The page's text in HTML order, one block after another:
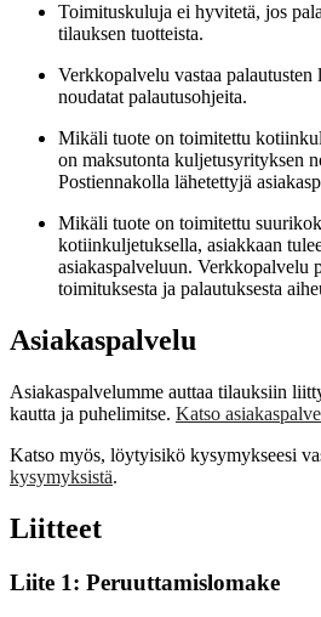
Toimituskuluja ei hyvitetä, jos
tilauksen tuotteista.
Verkkopalvelu vastaa palautusten
noudatat palautusohjeita.
Mikäli tuote on toimitettu
on maksutonta kuljetusyrityksen
Postiennakolla lähetettyjä
Mikäli tuote on toimitettu
kotiinkuljetuksella, asiakkaan
asiakaspalveluun. Verkkopalvelu
toimituksesta ja palautuksesta
Asiakaspalvelu
Asiakaspalvelumme auttaa tilauksiin
kautta ja puhelimitse. Katso
Katso myös, löytyisikö kysymykseesi
kysymyksistä.
Liitteet
Liite 1: Peruuttamislomake